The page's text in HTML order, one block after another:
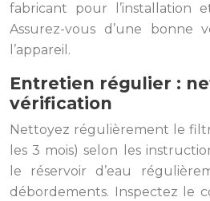
fabricant pour l’installation
Assurez-vous d’une bonne
l’appareil.
Entretien régulier :
vérification
Nettoyez régulièrement le
les 3 mois) selon les
le réservoir d’eau
débordements. Inspectez le